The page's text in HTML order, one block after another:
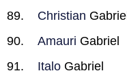
Christian Gabriel
Amauri Gabriel
Italo Gabriel